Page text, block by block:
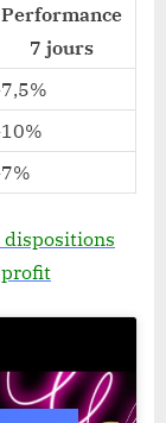
Performance
7 jours
dispositions